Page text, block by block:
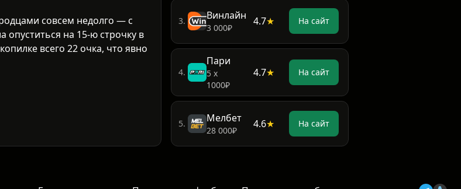
совсем недолго — с
опуститься на 15-ю строчку в
всего 22 очка, что явно
3. Винлайн
3 000₽
4.7★ На сайт
4.
Пари
5 х
1000₽
4.7★ На сайт
5. Мелбет
28 000₽
4.6★ На сайт